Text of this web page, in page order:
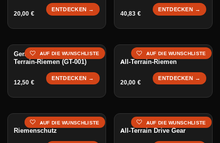
20,00 €
ENTDECKEN →
40,83€
ENTDECKEN →
Generischer 360mm All-
Terrain-Riemen (GT-001)
12,50 €
ENTDECKEN →
AUF DIE WUNSCHLISTE
All-Terrain-Riemen
20,00€
ENTDECKEN →
AUF DIE WUNSCHLISTE
Riemenschutz
AUF DIE WUNSCHLISTE
All-Terrain Drive Gear
AUF DIE WUNSCHLISTE